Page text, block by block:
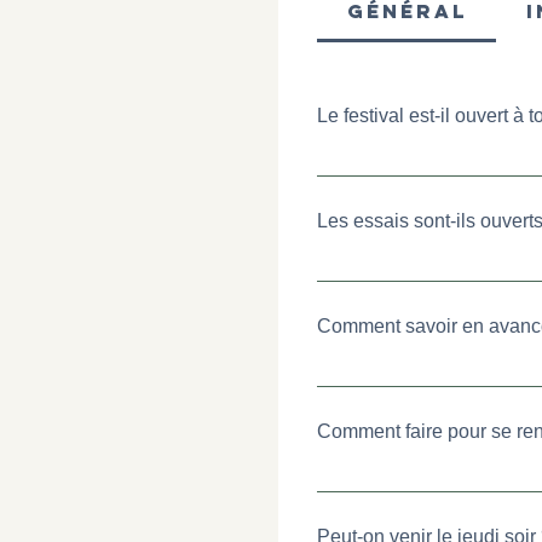
GÉNÉRAL
Le festival est-il ouvert à
L'entrée est ouverte à tous.
restrictions  (permis ou
Les essais sont-ils
Oui, sauf si le véhicule
Comment savoir en
Sur notre site internet, dans
Comment faire pour se
Si vous souhaitez vous
Peut-on venir le jeudi